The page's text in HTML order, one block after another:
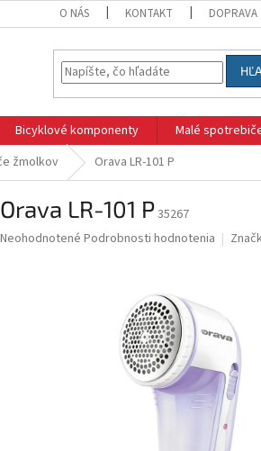
O NÁS KONTAKT DOPRAVA
Bicyklové komponenty Malé
žmolkov Orava LR-101 P
Orava LR-101 P35267
Priemerné
Neohodnotené Podrobnosti hodnotenia